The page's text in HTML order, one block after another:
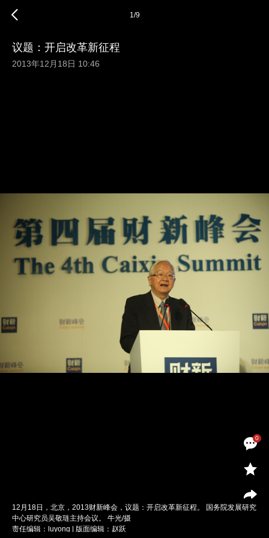
0
1/9
议题：开启改革新征程
2013年12月18日 10:46
12月18日，北京，2013财新峰会，议题：开启改革新征程。 国务院发展研究
中心研究员吴敬琏主持会议。 牛光/摄
责任编辑：luyong | 版面编辑：赵跃